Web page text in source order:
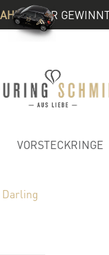
& IHR
VORSTECKRINGE